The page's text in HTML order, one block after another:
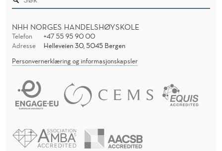
NHH NORGES HANDELSHØYSKOLE
Telefon
+47 55 95 90 00
Adresse
Helleveien 30, 5045 Bergen
Personvernerklæring og informasjonskapsler